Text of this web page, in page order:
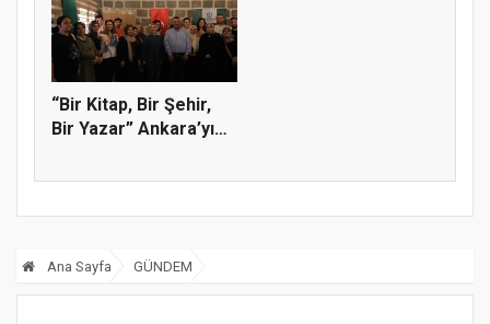
“Bir Kitap, Bir Şehir,
Bir Yazar” Ankara’yı
Ana Sayfa GÜNDEM